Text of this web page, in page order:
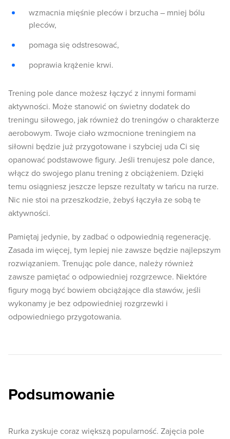
wzmacnia mięśnie pleców i brzucha – mniej bólu
pleców,
pomaga się odstresować,
poprawia krążenie krwi.
Trening pole dance możesz łączyć z innymi formami
aktywności. Może stanowić on świetny dodatek do
treningu siłowego, jak również do treningów o charakterze
aerobowym. Twoje ciało wzmocnione treningiem na
siłowni będzie już przygotowane i szybciej uda Ci się
opanować podstawowe figury. Jeśli trenujesz pole dance,
włącz do swojego planu trening z obciążeniem. Dzięki
temu osiągniesz jeszcze lepsze rezultaty w tańcu na rurze.
Nic nie stoi na przeszkodzie, żebyś łączyła ze sobą te
aktywności.
Pamiętaj jedynie, by zadbać o odpowiednią regenerację.
Zasada im więcej, tym lepiej nie zawsze będzie najlepszym
rozwiązaniem. Trenując pole dance, należy również
zawsze pamiętać o odpowiedniej rozgrzewce. Niektóre
figury mogą być bowiem obciążające dla stawów, jeśli
wykonamy je bez odpowiedniej rozgrzewki i
odpowiedniego przygotowania.
Podsumowanie
Rurka zyskuje coraz większą popularność. Zajęcia pole